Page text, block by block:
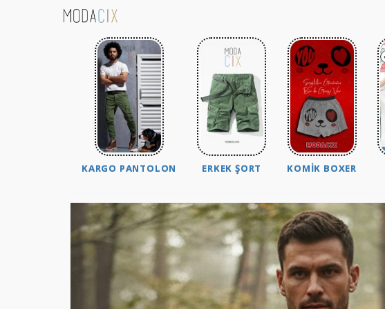
KARGO PANTOLON ERKEK ŞORT KOMIK BOXER